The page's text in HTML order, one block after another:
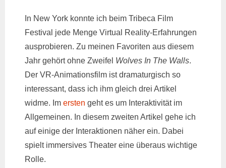
In New York konnte ich beim Tribeca Film
Festival jede Menge Virtual Reality-Erfahrungen
ausprobieren. Zu meinen Favoriten aus diesem
Jahr gehört ohne Zweifel Wolves In The Walls.
Der VR-Animationsfilm ist dramaturgisch so
interessant, dass ich ihm gleich drei Artikel
widme. Im ersten geht es um Interaktivität im
Allgemeinen. In diesem zweiten Artikel gehe ich
auf einige der Interaktionen näher ein. Dabei
spielt immersives Theater eine überaus wichtige
Rolle.